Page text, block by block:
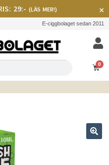
29:- (LÄS MER!) ×
E-ciggbolaget sedan 2011
0